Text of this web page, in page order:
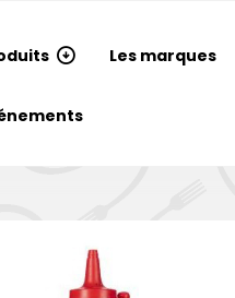
Les marques